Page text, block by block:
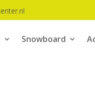
Snowboard